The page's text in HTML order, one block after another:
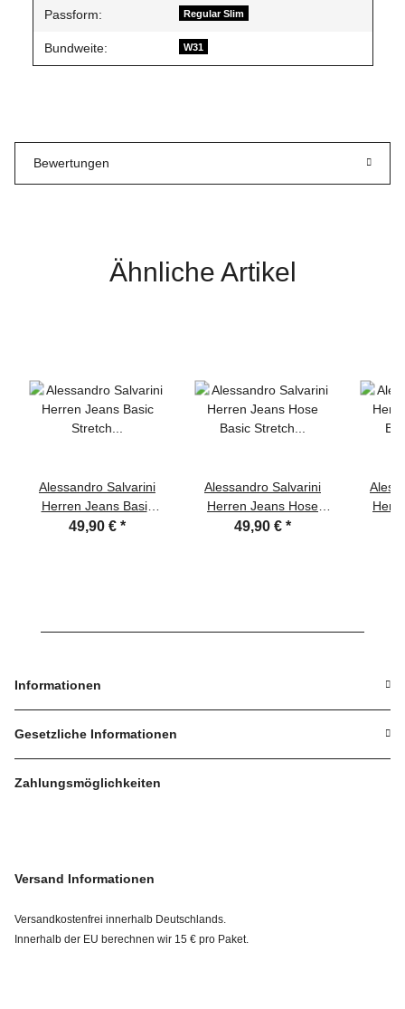
Passform: Regular Slim
Bundweite: W31
Bewertungen
Ähnliche Artikel
Alessandro Salvarini
Herren Jeans Basic
Stretch Dunkelblau
49,90 € *
Alessandro Salvarini
Herren Jeans Hose
Basic Stretch
49,90 € *
Informationen
Gesetzliche Informationen
Zahlungsmöglichkeiten
Versand Informationen
Versandkostenfrei innerhalb Deutschlands.
Innerhalb der EU berechnen wir 15 € pro Paket.